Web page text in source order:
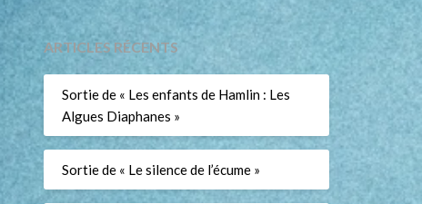
ARTICLES RÉCENTS
Sortie de « Les enfants de Hamlin : Les
Algues Diaphanes »
Sortie de « Le silence de l’écume »